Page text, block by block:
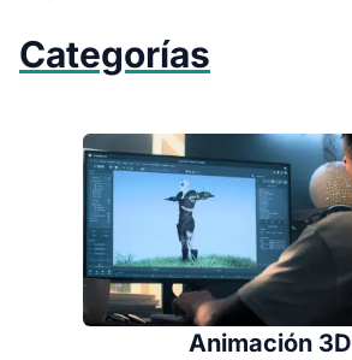
Categorías
Animación 3D